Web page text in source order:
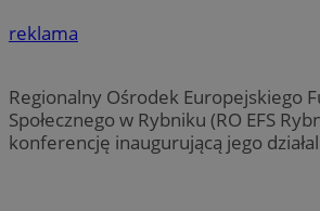
reklama
Regionalny Ośrodek Europejskiego
Społecznego w Rybniku (RO EFS
konferencję inaugurującą jego